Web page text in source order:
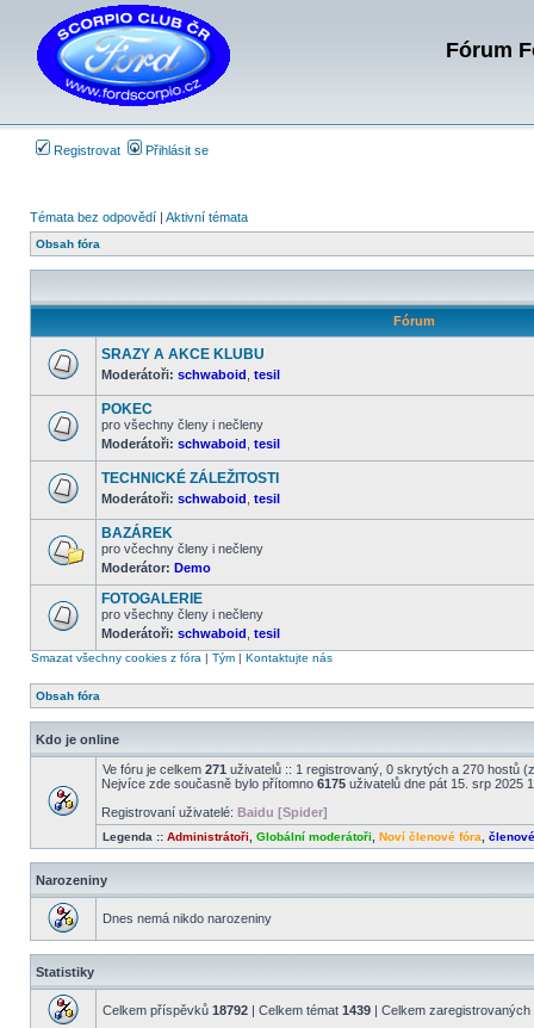
Fórum
Registrovat Přihlásit se
Témata bez odpovědí | Aktivní témata
Obsah fóra
Fórum
nové
příspěvky
SRAZY A AKCE KLUBU
Moderátoři: schwaboid tesil
Žádné
nové
příspěvky
POKEC
pro všechny členy i nečleny
Moderátoři: schwaboid tesil
nové
příspěvky
TECHNICKÉ ZÁLEŽITOSTI
Moderátoři: schwaboid tesil
Žádné
nové
příspěvky
BAZÁREK
pro včechny členy i nečleny
Moderátor: Demo
Žádné
nové
příspěvky
FOTOGALERIE
pro všechny členy i nečleny
Moderátoři: schwaboid tesil
Smazat všechny cookies z fóra | Tým | Kontaktujte nás
Obsah fóra
Kdo je online
Ve fóru je celkem 271 uživatelů :: 1 registrovaný, 0 skrytých a 270 hostů
Nejvíce zde současně bylo přítomno 6175 uživatelů dne pát 15. srp 2025
Registrovaní uživatelé: Baidu [Spider]
Legenda :: Administrátoři Globální moderátoři Noví členové fóra
Narozeniny
Dnes nemá nikdo narozeniny
Statistiky
Celkem příspěvků 18792 | Celkem témat 1439 | Celkem